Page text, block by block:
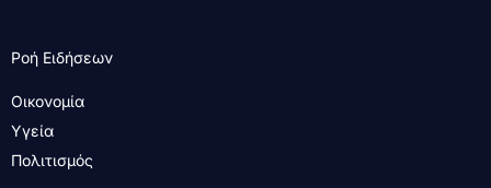
Ροή Ειδήσεων
Οικονομία
Υγεία
Πολιτισμός